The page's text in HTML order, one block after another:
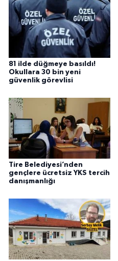
81 ilde düğmeye basıldı!
Okullara 30 bin yeni
güvenlik görevlisi
Tire Belediyesi’nden
gençlere ücretsiz YKS tercih
danışmanlığı